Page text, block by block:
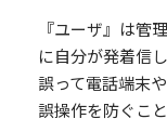
『ユーザ』は管
に自分が発着信
誤って電話端末
誤操作を防ぐこ